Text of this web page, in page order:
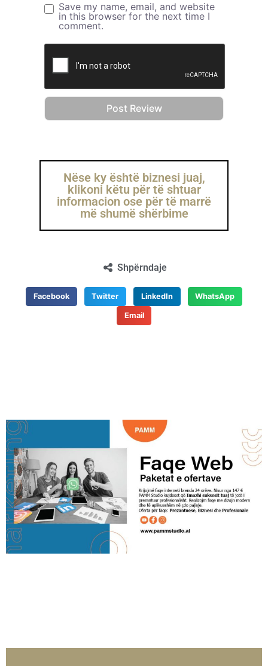
Save my name, email, and website
in this browser for the next time I
comment.
Nëse ky është biznesi juaj,
klikoni këtu për të shtuar
informacion ose për të marrë
më shumë shërbime
Shpërndaje
Facebook Twitter LinkedIn WhatsApp
Email